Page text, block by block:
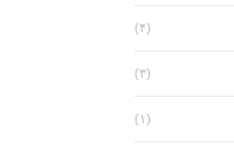
(۴)
(۳)
(۱)